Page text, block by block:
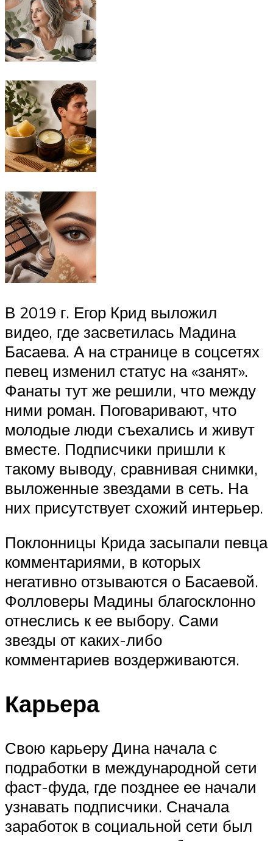
В 2019 г. Егор Крид выложил
видео, где засветилась Мадина
Басаева. А на странице в соцсетях
певец изменил статус на «занят».
Фанаты тут же решили, что между
ними роман. Поговаривают, что
молодые люди съехались и живут
вместе. Подписчики пришли к
такому выводу, сравнивая снимки,
выложенные звездами в сеть. На
них присутствует схожий интерьер.
Поклонницы Крида засыпали певца
комментариями, в которых
негативно отзываются о Басаевой.
Фолловеры Мадины благосклонно
отнеслись к ее выбору. Сами
звезды от каких-либо
комментариев воздерживаются.
Карьера
Свою карьеру Дина начала с
подработки в международной сети
фаст-фуда, где позднее ее начали
узнавать подписчики. Сначала
заработок в социальной сети был